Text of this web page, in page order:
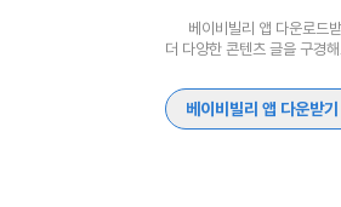
베이비빌리 앱 다운로드
더 다양한 콘텐츠 글을 구경
베이비빌리 앱 다운받기